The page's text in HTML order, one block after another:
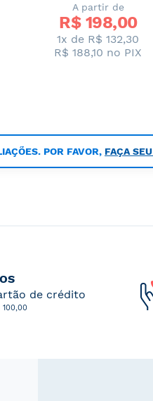
A partir de
R$ 198,00
1x de R$ 132,30
R$ 188,10 no PIX
POR FAVOR, FAÇA
de crédito
100,00